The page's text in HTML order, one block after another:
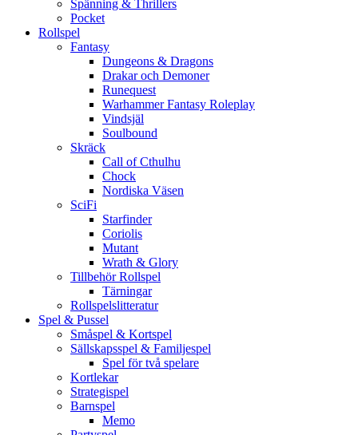
Spänning & Thrillers
Pocket
Rollspel
Fantasy
Dungeons & Dragons
Drakar och Demoner
Runequest
Warhammer Fantasy Roleplay
Vindsjäl
Soulbound
Skräck
Call of Cthulhu
Chock
Nordiska Väsen
SciFi
Starfinder
Coriolis
Mutant
Wrath & Glory
Tillbehör Rollspel
Tärningar
Rollspelslitteratur
Spel & Pussel
Småspel & Kortspel
Sällskapsspel & Familjespel
Spel för två spelare
Kortlekar
Strategispel
Barnspel
Memo